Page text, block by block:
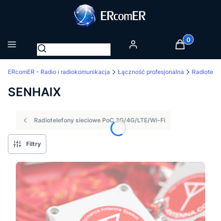
Otwórz wyszukiwarkę Produkty w
ERcomER - Radio i radiokomunikacja Łączność profesjonalna
SENHAIX
Radiotelefony sieciowe PoC 3G/4G/LTE/Wi-Fi
Filtry